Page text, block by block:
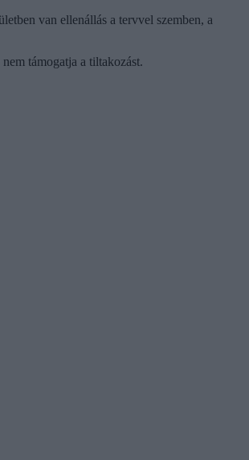
van ellenállás a tervvel szemben, a
támogatja a tiltakozást.